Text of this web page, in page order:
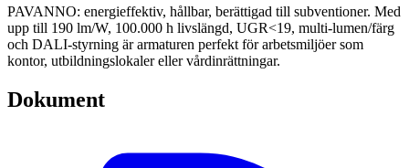
PAVANNO: energieffektiv, hållbar, berättigad till subventioner. Med
upp till 190 lm/W, 100.000 h livslängd, UGR<19, multi-lumen/färg
och DALI-styrning är armaturen perfekt för arbetsmiljöer som
kontor, utbildningslokaler eller vårdinrättningar.
Dokument